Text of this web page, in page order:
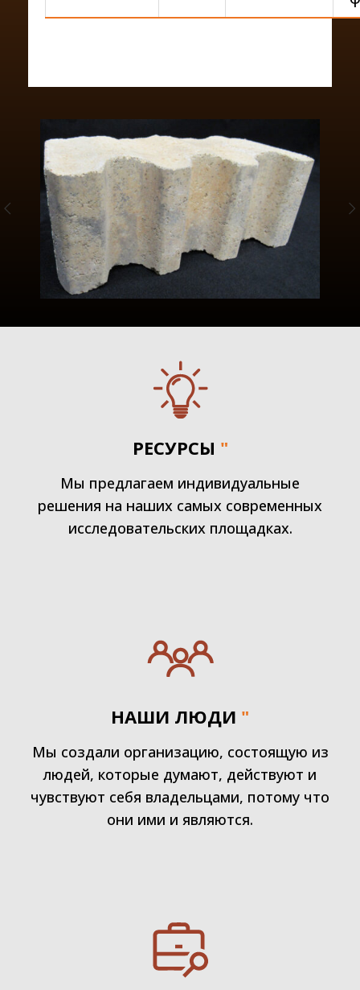
РЕСУРСЫ "
Мы предлагаем индивидуальные
решения на наших самых современных
исследовательских площадках.
НАШИ ЛЮДИ "
Мы создали организацию, состоящую из
людей, которые думают, действуют и
чувствуют себя владельцами, потому что
они ими и являются.